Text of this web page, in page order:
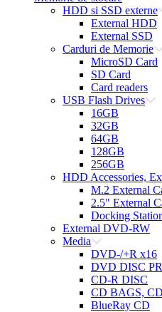
HDD si SSD externe
External HDD
External SSD
Carduri de Memorie
MicroSD Card
SD Card
Card readers
USB Flash Drives
16GB
32GB
64GB
128GB
256GB
HDD Accessories,
M.2 External
2.5" External
Docking
External DVD-RW
Media
DVD-/+R x16
DVD DISC
CD-R DISC
CD BAGS,
BlueRay CD